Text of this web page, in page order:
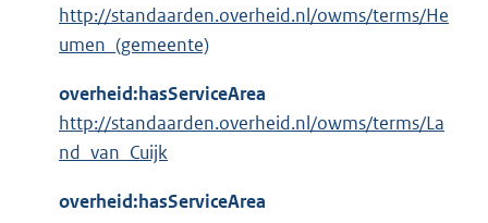
http://standaarden.overheid.nl/owms/terms/He
umen_(gemeente)
overheid:hasServiceArea
http://standaarden.overheid.nl/owms/terms/La
nd_van_Cuijk
overheid:hasServiceArea